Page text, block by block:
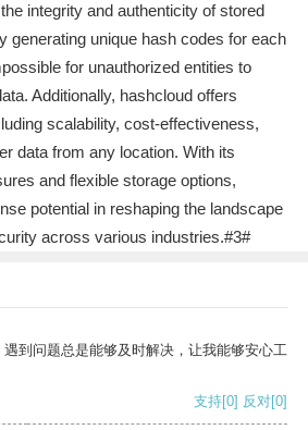
integrity and authenticity of stored
generating unique hash codes for each
for unauthorized entities to
Additionally, hashcloud offers
scalability, cost-effectiveness,
data from any location. With its
and flexible storage options,
potential in reshaping the landscape
across various industries.#3#
到问题总是能够及时解决，让我能够安心工
支持[0] 反对[0]